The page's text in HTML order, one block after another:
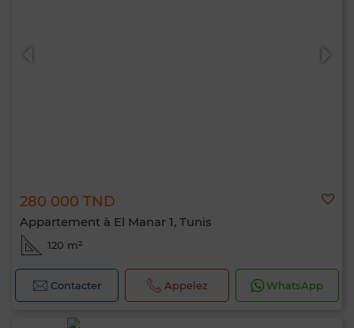
280 000 TND
Appartement à El Manar 1, Tunis
120 m²
Contacter Appelez WhatsApp